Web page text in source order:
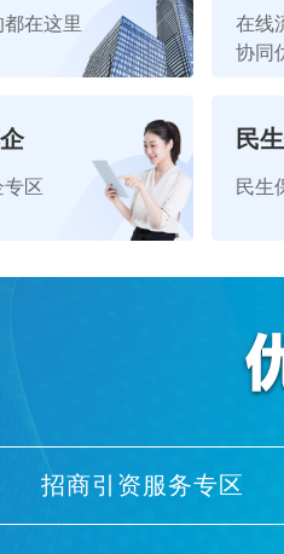
在这里
在线
协同
区
民
民生
招商引资服务专区